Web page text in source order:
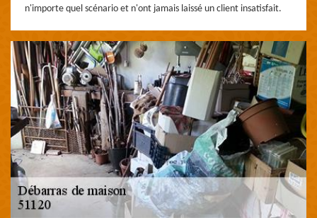
n'importe quel scénario et n'ont jamais laissé un client insatisfait.